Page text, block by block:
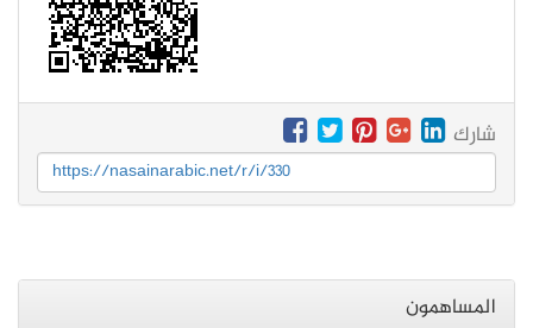
شارك
https://nasainarabic.net/r/i/330
المساهمون